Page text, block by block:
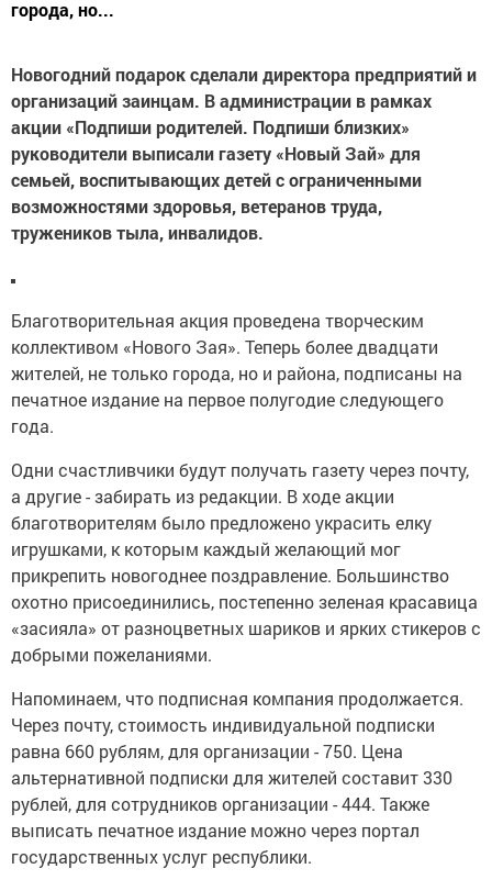
города, но...
Новогодний подарок сделали директора предприятий и
организаций заинцам. В администрации в рамках
акции «Подпиши родителей. Подпиши близких»
руководители выписали газету «Новый Зай» для
семьей, воспитывающих детей с ограниченными
возможностями здоровья, ветеранов труда,
тружеников тыла, инвалидов.
Благотворительная акция проведена творческим
коллективом «Нового Зая». Теперь более двадцати
жителей, не только города, но и района, подписаны на
печатное издание на первое полугодие следующего
года.
Одни счастливчики будут получать газету через почту,
а другие - забирать из редакции. В ходе акции
благотворителям было предложено украсить елку
игрушками, к которым каждый желающий мог
прикрепить новогоднее поздравление. Большинство
охотно присоединились, постепенно зеленая красавица
«засияла» от разноцветных шариков и ярких стикеров с
добрыми пожеланиями.
Напоминаем, что подписная компания продолжается.
Через почту, стоимость индивидуальной подписки
равна 660 рублям, для организации - 750. Цена
альтернативной подписки для жителей составит 330
рублей, для сотрудников организации - 444. Также
выписать печатное издание можно через портал
государственных услуг республики.